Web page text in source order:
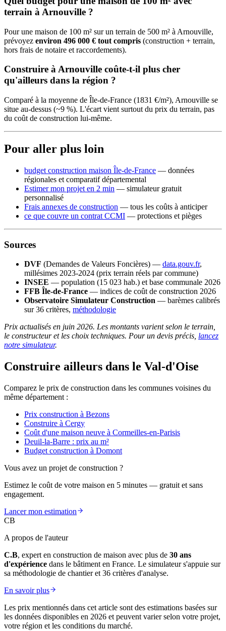
terrain à Arnouville ?
Pour une maison de 100 m² sur un terrain de 500 m² à Arnouville,
prévoyez environ 496 000 € tout compris (construction + terrain,
hors frais de notaire et raccordements).
Construire à Arnouville coûte-t-il plus cher
qu'ailleurs dans la région ?
Comparé à la moyenne de Île-de-France (1831 €/m²), Arnouville se
situe au-dessus (~9 %). L'écart vient surtout du prix du terrain, pas
du coût de construction lui-même.
Pour aller plus loin
budget construction maison Île-de-France — données
régionales et comparatif départemental
Estimer mon projet en 2 min — simulateur gratuit
personnalisé
Frais annexes de construction — tous les coûts à anticiper
ce que couvre un contrat CCMI — protections et pièges
Sources
DVF (Demandes de Valeurs Foncières) — data.gouv.fr,
millésimes 2023-2024 (prix terrain réels par commune)
INSEE — population (15 023 hab.) et base communale 2026
FFB Île-de-France — indices de coût de construction 2026
Observatoire Simulateur Construction — barèmes calibrés
sur 36 critères, méthodologie
Prix actualisés en juin 2026. Les montants varient selon le terrain,
le constructeur et les choix techniques. Pour un devis précis, lancez
notre simulateur.
Construire ailleurs dans le Val-d'Oise
Comparez le prix de construction dans les communes voisines du
même département :
Prix construction à Bezons
Construire à Cergy
Coût d'une maison neuve à Cormeilles-en-Parisis
Deuil-la-Barre : prix au m²
Budget construction à Domont
Vous avez un projet de construction ?
Estimez le coût de votre maison en 5 minutes — gratuit et sans
engagement.
Lancer mon estimation
CB
A propos de l'auteur
C.B, expert en construction de maison avec plus de 30 ans
d'expérience dans le bâtiment en France. Le simulateur s'appuie sur
sa méthodologie de chantier et 36 critères d'analyse.
En savoir plus
Les prix mentionnés dans cet article sont des estimations basées sur
les données disponibles en 2026 et peuvent varier selon votre projet,
votre région et les conditions du marché.